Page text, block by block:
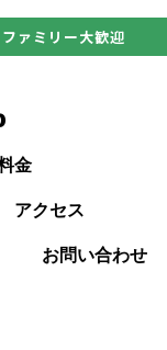
ァミリー大歓迎
金
アクセス
お問い合わせ